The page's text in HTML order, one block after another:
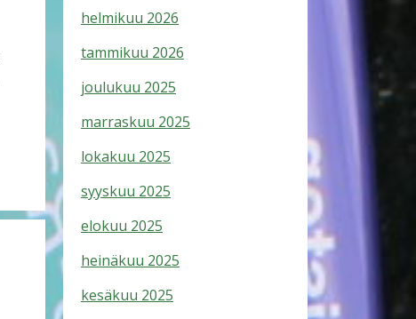
helmikuu 2026
tammikuu 2026
joulukuu 2025
marraskuu 2025
lokakuu 2025
syyskuu 2025
elokuu 2025
heinäkuu 2025
kesäkuu 2025